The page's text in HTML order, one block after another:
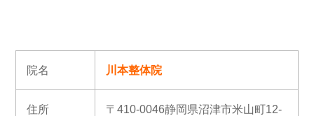
院名 川本整体院
住所 〒410-0046静岡県沼津市米山町12-